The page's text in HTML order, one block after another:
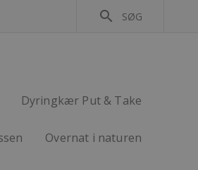
search SØG
Dyringkær Put & Take
Overnat i naturen